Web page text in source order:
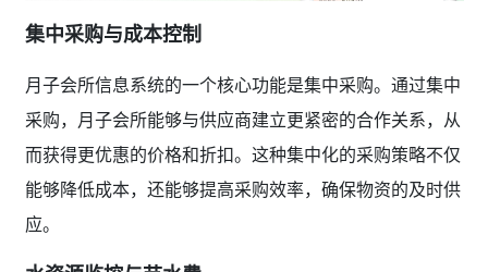
集中采购与成本控制
月子会所信息系统的一个核心功能是集中采购。通过集中
采购，月子会所能够与供应商建立更紧密的合作关系，从
而获得更优惠的价格和折扣。这种集中化的采购策略不仅
能够降低成本，还能够提高采购效率，确保物资的及时供
应。